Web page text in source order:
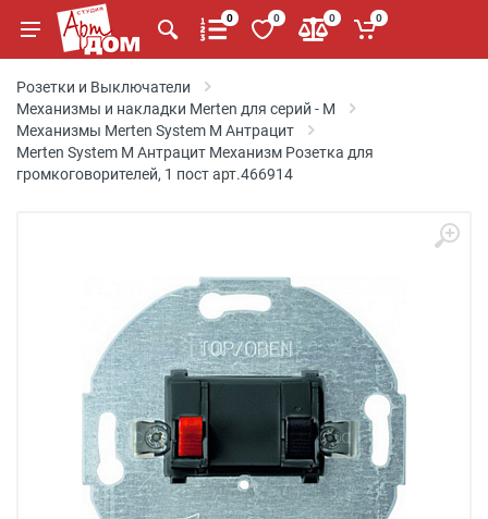
0 0 0 0
Розетки и Выключатели
Механизмы и накладки Merten для серий - M
Механизмы Merten System M Антрацит
Merten System M Антрацит Механизм Розетка для
громкоговорителей, 1 пост арт.466914